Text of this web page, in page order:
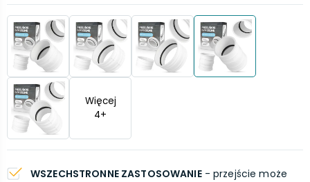
Więcej
4+
WSZECHSTRONNE ZASTOSOWANIE- przejście może